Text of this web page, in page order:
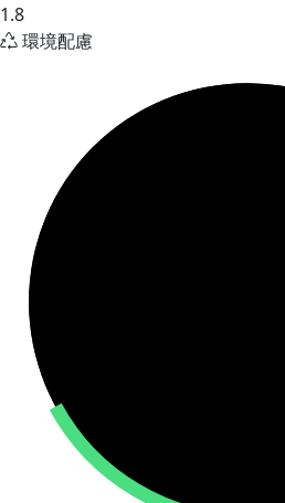
1.8
環境配慮